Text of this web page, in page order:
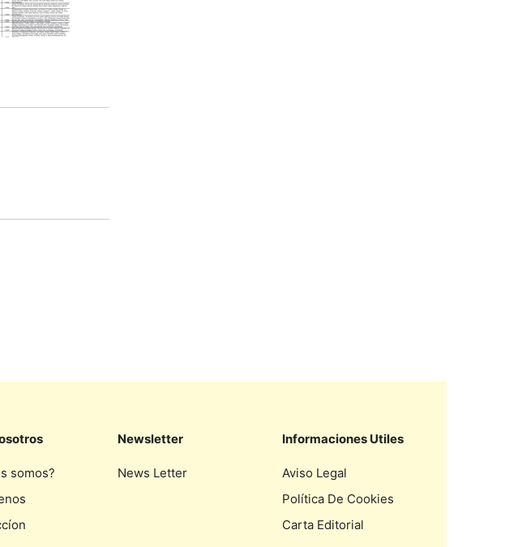
somos?
Newsletter
News Letter
Informaciones Utiles
Aviso Legal
Política De Cookies
Carta Editorial